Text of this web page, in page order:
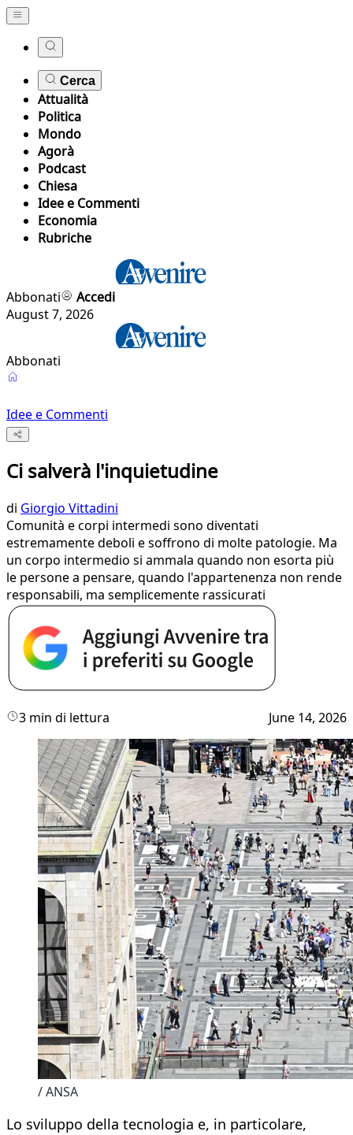
Cerca
Attualità
Politica
Mondo
Agorà
Podcast
Chiesa
Idee e Commenti
Economia
Rubriche
Abbonati
Accedi
August 7, 2026
Abbonati
Idee e Commenti
Ci salverà l'inquietudine
di Giorgio Vittadini
Comunità e corpi intermedi sono diventati
estremamente deboli e soffrono di molte patologie. Ma
un corpo intermedio si ammala quando non esorta più
le persone a pensare, quando l'appartenenza non rende
responsabili, ma semplicemente rassicurati
3 min di lettura June 14, 2026
/ ANSA
Lo sviluppo della tecnologia e, in particolare,